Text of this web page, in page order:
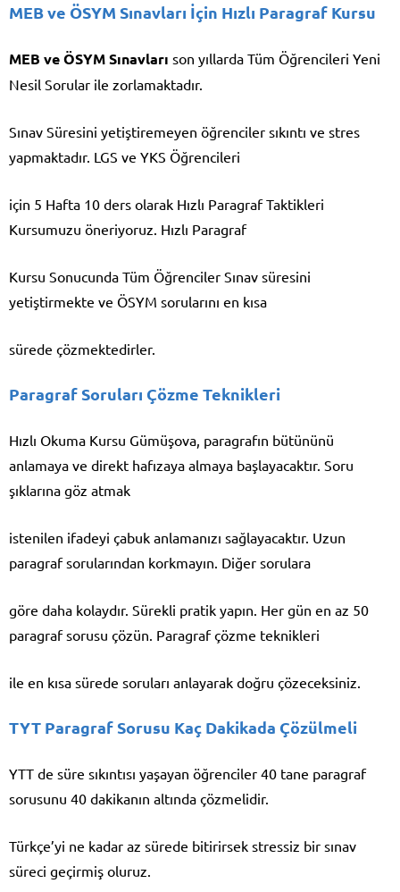
MEB ve ÖSYM Sınavları İçin Hızlı Paragraf Kursu
MEB ve ÖSYM Sınavları son yıllarda Tüm Öğrencileri Yeni
Nesil Sorular ile zorlamaktadır.
Sınav Süresini yetiştiremeyen öğrenciler sıkıntı ve stres
yapmaktadır. LGS ve YKS Öğrencileri
için 5 Hafta 10 ders olarak Hızlı Paragraf Taktikleri
Kursumuzu öneriyoruz. Hızlı Paragraf
Kursu Sonucunda Tüm Öğrenciler Sınav süresini
yetiştirmekte ve ÖSYM sorularını en kısa
sürede çözmektedirler.
Paragraf Soruları Çözme Teknikleri
Hızlı Okuma Kursu Gümüşova, paragrafın bütününü
anlamaya ve direkt hafızaya almaya başlayacaktır. Soru
şıklarına göz atmak
istenilen ifadeyi çabuk anlamanızı sağlayacaktır. Uzun
paragraf sorularından korkmayın. Diğer sorulara
göre daha kolaydır. Sürekli pratik yapın. Her gün en az 50
paragraf sorusu çözün. Paragraf çözme teknikleri
ile en kısa sürede soruları anlayarak doğru çözeceksiniz.
TYT Paragraf Sorusu Kaç Dakikada Çözülmeli
YTT de süre sıkıntısı yaşayan öğrenciler 40 tane paragraf
sorusunu 40 dakikanın altında çözmelidir.
Türkçe’yi ne kadar az sürede bitirirsek stressiz bir sınav
süreci geçirmiş oluruz.